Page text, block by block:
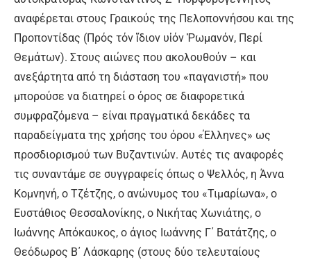
αναφέρεται στους Γραικούς της Πελοποννήσου και της
Προποντίδας (Πρός τόν ἴδιον υἱόν Ῥωμανόν, Περί
Θεμάτων). Στους αιώνες που ακολουθούν – και
ανεξάρτητα από τη διάσταση του «παγανιστή» που
μπορούσε να διατηρεί ο όρος σε διαφορετικά
συμφραζόμενα – είναι πραγματικά δεκάδες τα
παραδείγματα της χρήσης του όρου «Έλληνες» ως
προσδιορισμού των Βυζαντινών. Αυτές τις αναφορές
τις συναντάμε σε συγγραφείς όπως ο Ψελλός, η Άννα
Κομνηνή, ο Τζέτζης, ο ανώνυμος του «Τιμαρίωνα», ο
Ευστάθιος Θεσσαλονίκης, ο Νικήτας Χωνιάτης, ο
Ιωάννης Απόκαυκος, ο άγιος Ιωάννης Γ΄ Βατάτζης, ο
Θεόδωρος Β΄ Λάσκαρης (στους δύο τελευταίους